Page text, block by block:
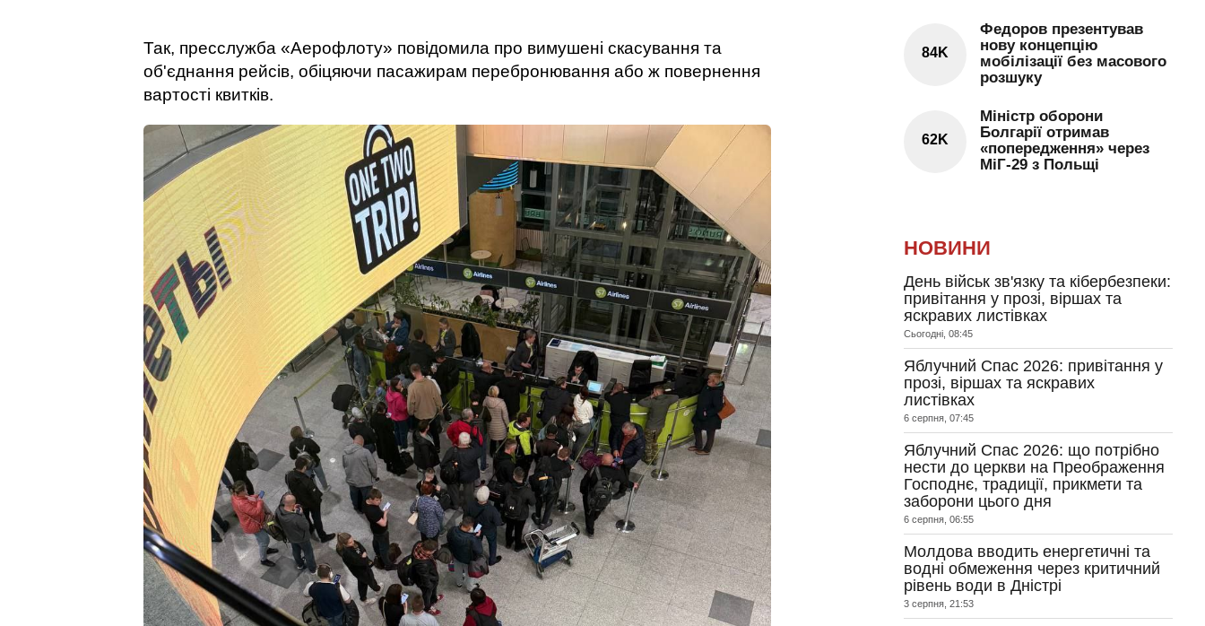
Так, пресслужба «Аерофлоту» повідомила про вимушені скасування та
об'єднання рейсів, обіцяючи пасажирам перебронювання або ж повернення
вартості квитків.
84K
Федоров презентував
нову концепцію
мобілізації без масового
розшуку
62K
Міністр оборони
Болгарії отримав
«попередження» через
МіГ-29 з Польщі
НОВИНИ
День військ зв'язку та кібербезпеки:
привітання у прозі, віршах та
яскравих листівках
Сьогодні, 08:45
Яблучний Спас 2026: привітання у
прозі, віршах та яскравих
листівках
6 серпня, 07:45
Яблучний Спас 2026: що потрібно
нести до церкви на Преображення
Господнє, традиції, прикмети та
заборони цього дня
6 серпня, 06:55
Молдова вводить енергетичні та
водні обмеження через критичний
рівень води в Дністрі
3 серпня, 21:53